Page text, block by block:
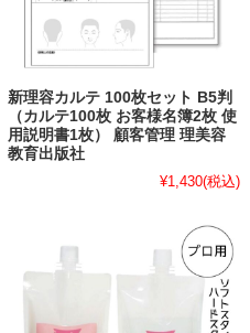
新理容カルテ 100枚セット B5判
（カルテ100枚 お客様名簿2枚 使
用説明書1枚） 顧客管理 理美容
教育出版社
¥1,430(税込)